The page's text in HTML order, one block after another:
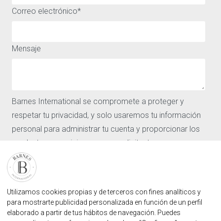
Correo electrónico*
Mensaje
Barnes International se compromete a proteger y
respetar tu privacidad, y solo usaremos tu información
personal para administrar tu cuenta y proporcionar los
productos y servicios que nos solicitaste.
Acepto recibir otras comunicaciones de Barnes
International.
Al hacer clic en Enviar, aceptas que Barnes International
almacene y procese la información personal
suministrada arriba para proporcionarte el contenido
Alquiler
Noticias
CONTÁCTENOS
Nuestras agencias
Inicio de sesión de usuario
FAQ
ENCUENTRE NUESTRA AGENCIA
AGENCIA INMOBILIARIA BARNES MARBELLA
Utilizamos cookies propias y de terceros con fines analíticos y
para mostrarte publicidad personalizada en función de un perfil
elaborado a partir de tus hábitos de navegación. Puedes